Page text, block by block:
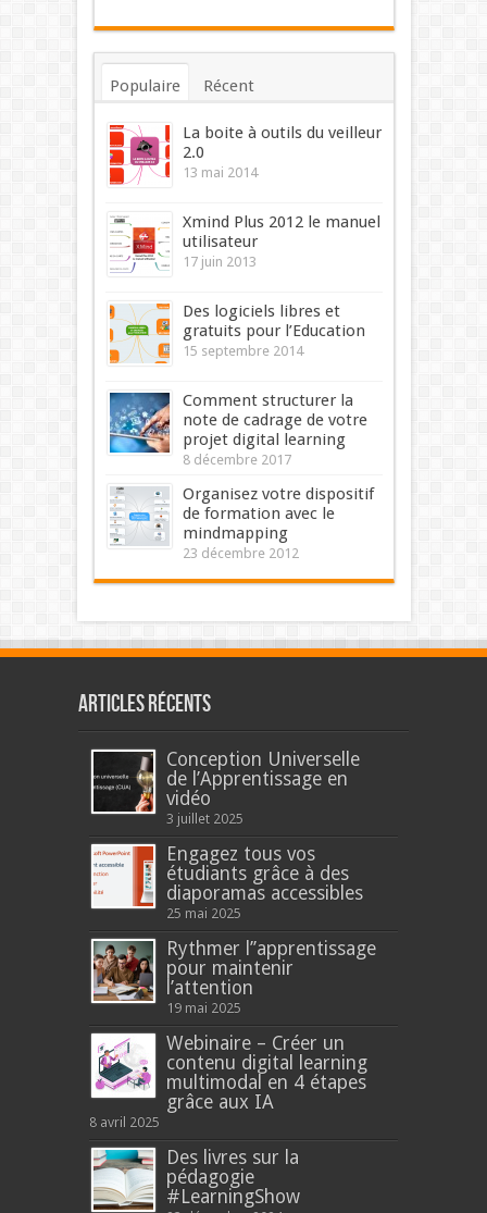
Populaire Récent
Commentaires Mots-clés
La boite à outils du veilleur
2.0
13 mai 2014
Xmind Plus 2012 le manuel
utilisateur
17 juin 2013
Des logiciels libres et
gratuits pour l’Education
15 septembre 2014
Comment structurer la
note de cadrage de votre
projet digital learning
8 décembre 2017
Organisez votre dispositif
de formation avec le
mindmapping
23 décembre 2012
Articles récents
Conception Universelle
de l’Apprentissage en
vidéo
3 juillet 2025
Engagez tous vos
étudiants grâce à des
diaporamas accessibles
25 mai 2025
Rythmer l’’apprentissage
pour maintenir
l’attention
19 mai 2025
Webinaire – Créer un
contenu digital learning
multimodal en 4 étapes
grâce aux IA
8 avril 2025
Des livres sur la
pédagogie
#LearningShow